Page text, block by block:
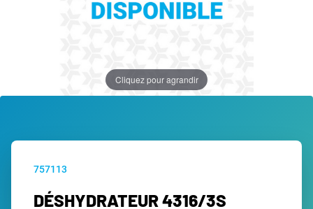
Cliquez pour agrandir
757113
DÉSHYDRATEUR 4316/3S